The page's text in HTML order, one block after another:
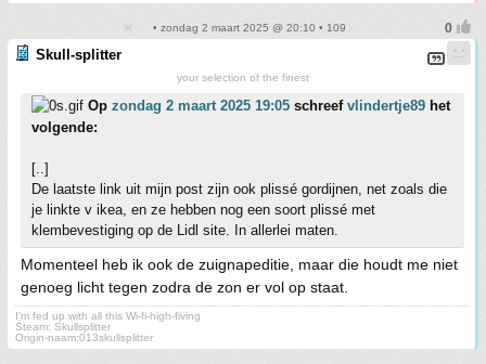
• zondag 2 maart 2025 @ 20:10 • 109
Skull-splitter
your selection of the finest
Op zondag 2 maart 2025 19:05 schreef vlindertje89 het
volgende:
[..]
De laatste link uit mijn post zijn ook plissé gordijnen, net zoals die
je linkte v ikea, en ze hebben nog een soort plissé met
klembevestiging op de Lidl site. In allerlei maten.
Momenteel heb ik ook de zuignapeditie, maar die houdt me niet
genoeg licht tegen zodra de zon er vol op staat.
I'm fed up with all this Wi-fi-high-fiving
Steam: Skullsplitter
Origin-naam:013skullsplitter